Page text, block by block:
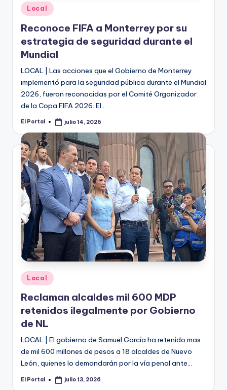
Publicado
en
Local
Reconoce FIFA a Monterrey por su
estrategia de seguridad durante el
Mundial
LOCAL | Las acciones que el Gobierno de Monterrey
implementó para la seguridad pública durante el Mundial
2026, fueron reconocidas por el Comité Organizador
de la Copa FIFA 2026. El…
Publicado
El Portal julio 14, 2026
Publicado
en
Local
Reclaman alcaldes mil 600 MDP
retenidos ilegalmente por Gobierno
de NL
LOCAL | El gobierno de Samuel García ha retenido mas
de mil 600 millones de pesos a 18 alcaldes de Nuevo
León, quienes lo demandarán por la vía penal ante…
Publicado
El Portal julio 13, 2026